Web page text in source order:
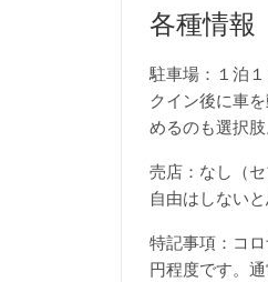
各種情報
駐車場：１泊
クイン後に車
めるのも選択肢
売店：なし（
自由はしないと
特記事項：コ
円程度です。